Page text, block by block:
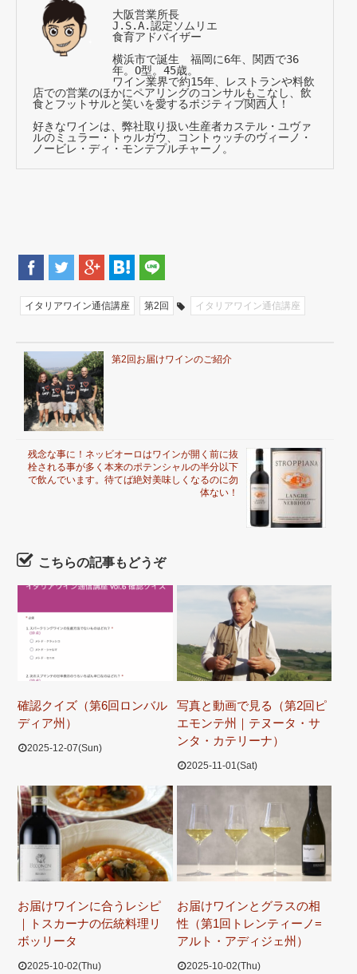
大阪営業所長
J.S.A.認定ソムリエ
食育アドバイザー
横浜市で誕生　福岡に6年、関西で36
年。O型。45歳。
ワイン業界で約15年、レストランや料飲
店での営業のほかにペアリングのコンサルもこなし、飲
食とフットサルと笑いを愛するポジティブ関西人！
好きなワインは、弊社取り扱い生産者カステル・ユヴァ
ルのミュラー・トゥルガウ、コントゥッチのヴィーノ・
イタリアワイン通信講座 第2回 イタリアワイン通信講座
第2回お届けワインのご紹介
残念な事に！ネッビオーロはワインが開く前に抜
栓される事が多く本来のポテンシャルの半分以下
で飲んでいます。待てば絶対美味しくなるのに勿
体ない！
こちらの記事もどうぞ
確認クイズ（第6回ロンバル
ディア州）
2025-12-07(Sun)
写真と動画で見る（第2回ピ
エモンテ州｜テヌータ・サ
ンタ・カテリーナ）
2025-11-01(Sat)
お届けワインに合うレシピ
｜トスカーナの伝統料理リ
ボッリータ
2025-10-02(Thu)
お届けワインとグラスの相
性（第1回トレンティーノ=
アルト・アディジェ州）
2025-10-02(Thu)